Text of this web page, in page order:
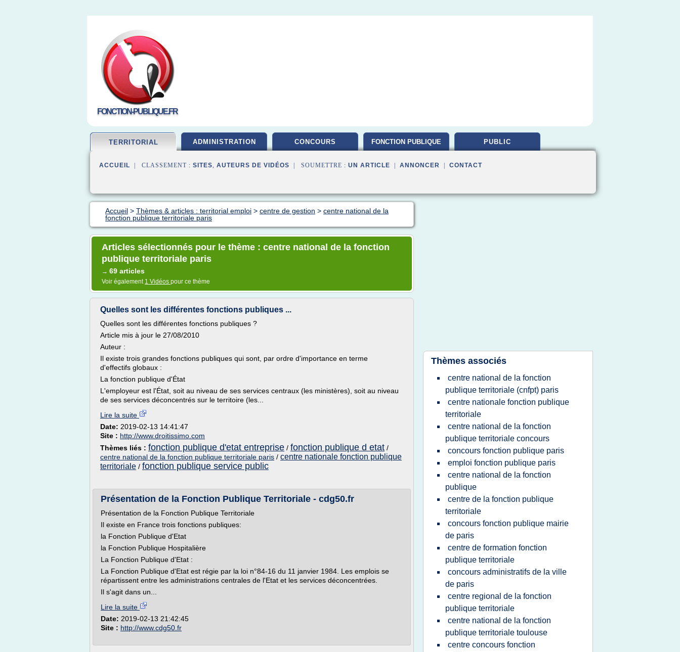
FONCTION-PUBLIQUE.FR
TERRITORIAL ADMINISTRATION CONCOURS FONCTION PUBLIQUE PUBLIC
ACCUEIL | CLASSEMENT : SITES, AUTEURS DE VIDÉOS | SOUMETTRE : UN ARTICLE ANNONCER CONTACT
Accueil > Thèmes & articles : territorial emploi > centre de gestion > centre national de la
fonction publique territoriale paris
Articles sélectionnés pour le thème : centre national de la fonction
publique territoriale paris
→ 69 articles
Voir également 1 Vidéos pour ce thème
Quelles sont les différentes fonctions publiques ...
Quelles sont les différentes fonctions publiques ?
Article mis à jour le 27/08/2010
Auteur :
Il existe trois grandes fonctions publiques qui sont, par ordre d'importance en terme
d'effectifs globaux :
La fonction publique d'État
L'employeur est l'État, soit au niveau de ses services centraux (les ministères), soit au niveau
de ses services déconcentrés sur le territoire (les...
Lire la suite
Date: 2019-02-13 14:41:47
Site : http://www.droitissimo.com
Thèmes liés : fonction publique d'etat entreprise / fonction publique d etat /
centre national de la fonction publique territoriale paris / centre nationale fonction publique
territoriale / fonction publique service public
Présentation de la Fonction Publique Territoriale - cdg50.fr
Présentation de la Fonction Publique Territoriale
Il existe en France trois fonctions publiques:
la Fonction Publique d'Etat
la Fonction Publique Hospitalière
La Fonction Publique d'Etat :
La Fonction Publique d'Etat est régie par la loi n°84-16 du 11 janvier 1984. Les emplois se
répartissent entre les administrations centrales de l'Etat et les services déconcentrées.
Il s'agit dans un...
Lire la suite
Date: 2019-02-13 21:42:45
Site : http://www.cdg50.fr
Thèmes associés
centre national de la fonction
publique territoriale (cnfpt) paris
centre nationale fonction publique
territoriale
centre national de la fonction
publique territoriale concours
concours fonction publique paris
emploi fonction publique paris
centre national de la fonction
publique
centre de la fonction publique
territoriale
concours fonction publique mairie
de paris
centre de formation fonction
publique territoriale
concours administratifs de la ville
de paris
centre regional de la fonction
publique territoriale
centre national de la fonction
publique territoriale toulouse
centre concours fonction